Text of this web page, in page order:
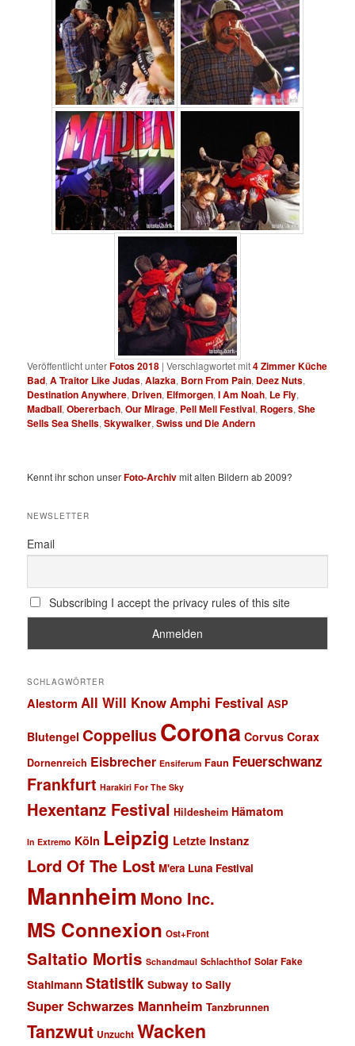
Veröffentlicht unterFotos 2018 |Verschlagwortet mit4 Zimmer Küche
Bad,A Traitor Like Judas,Alazka, Born From Pain, Deez Nuts,
Destination Anywhere, Driven, Elfmorgen,I Am Noah, Le Fly,
Madball,Obererbach,Our Mirage, Pell Mell Festival, Rogers,She
Sells Sea Shells,Skywalker,Swiss und Die Andern
Kennt ihr schon unserFoto-Archivmit alten Bildern ab 2009?
NEWSLETTER
Email
Subscribing I accept the privacy rules of this site
SCHLAGWÖRTER
Alestorm All Will Know Amphi Festival ASP
Blutengel Coppelius Corona Corvus Corax
Dornenreich Eisbrecher Ensiferum Faun Feuerschwanz
Frankfurt Harakiri For The Sky
Hexentanz Festival Hildesheim Hämatom
In Extremo Köln Leipzig Letzte Instanz
Lord Of The Lost M'era Luna Festival
Mannheim Mono Inc.
MS Connexion Ost+Front
Saltatio Mortis Schandmaul Schlachthof Solar Fake
Stahlmann Statistik Subway to Sally
Super Schwarzes Mannheim Tanzbrunnen
Tanzwut Unzucht Wacken